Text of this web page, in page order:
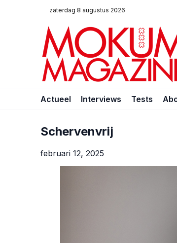
zaterdag 8 augustus 2026
Actueel Interviews Tests
Schervenvrij
februari 12, 2025